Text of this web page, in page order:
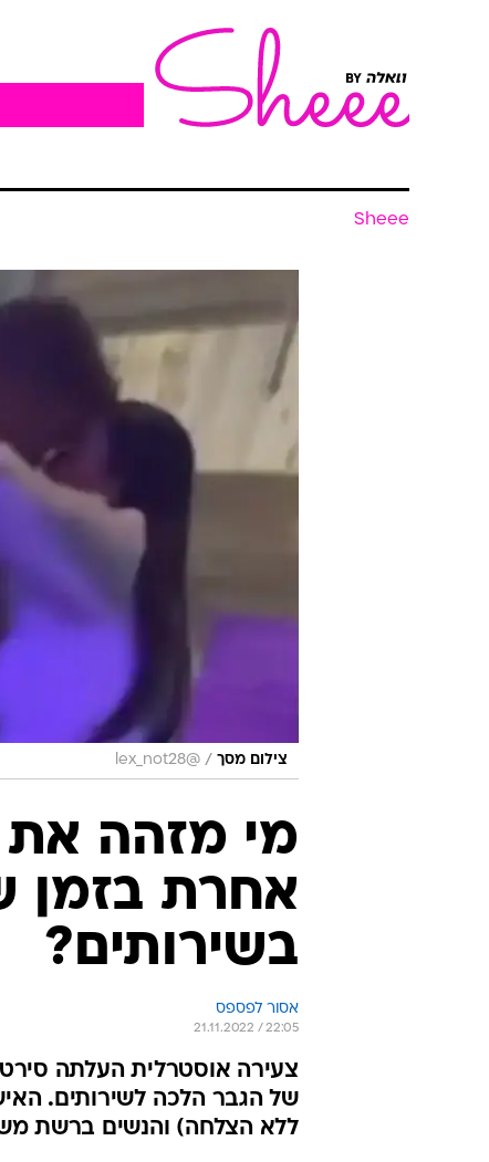
Sheee
צילום מסך /
@lex_not28
מי מזהה
אחרת בזמן
בשירותים?
אסור לפספס
21.11.2022 / 22:05
צעירה אוסטרלית העלתה
של הגבר הלכה לשירותים.
ללא הצלחה) והנשים ברשת